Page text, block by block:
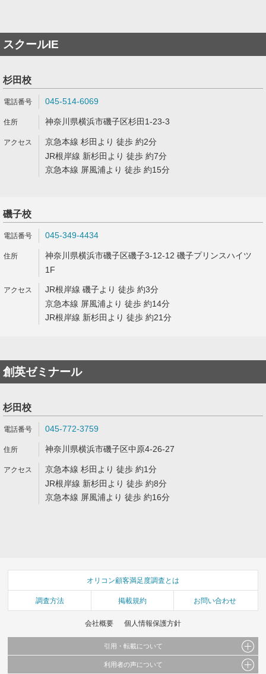
スクールIE
杉田校
045-514-6069
神奈川県横浜市磯子区杉田1-23-3
京急本線 杉田より 徒歩 約2分
JR根岸線 新杉田より 徒歩 約7分
京急本線 屏風浦より 徒歩 約15分
磯子校
045-349-4434
神奈川県横浜市磯子区磯子3-12-12 磯子プリンスハイツ
1F
JR根岸線 磯子より 徒歩 約3分
京急本線 屏風浦より 徒歩 約14分
JR根岸線 新杉田より 徒歩 約21分
創英ゼミナール
杉田校
045-772-3759
神奈川県横浜市磯子区中原4-26-27
京急本線 杉田より 徒歩 約1分
JR根岸線 新杉田より 徒歩 約8分
京急本線 屏風浦より 徒歩 約16分
オリコン顧客満足度調査とは
調査方法 掲載規約 お問い合わせ
会社概要 個人情報保護方針
引用・転載について
当サイトで公開されている情報（文字、写真、イラスト、画像データ等）及びこれらの配
利用者の声について